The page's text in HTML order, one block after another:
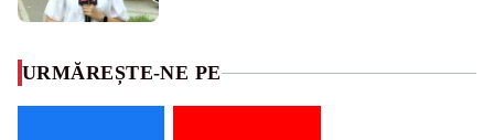
URMĂREȘTE-NE PE